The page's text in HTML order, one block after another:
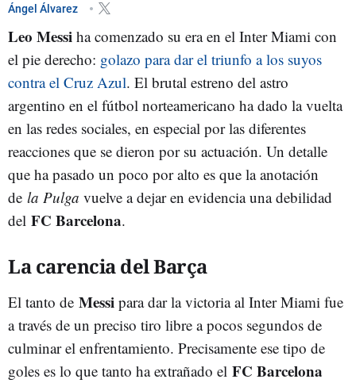
Ángel Álvarez
Leo Messi ha comenzado su era en el Inter Miami con
el pie derecho: golazo para dar el triunfo a los suyos
contra el Cruz Azul. El brutal estreno del astro
argentino en el fútbol norteamericano ha dado la vuelta
en las redes sociales, en especial por las diferentes
reacciones que se dieron por su actuación. Un detalle
que ha pasado un poco por alto es que la anotación
de la Pulga vuelve a dejar en evidencia una debilidad
del FC Barcelona.
La carencia del Barça
El tanto de Messi para dar la victoria al Inter Miami fue
a través de un preciso tiro libre a pocos segundos de
culminar el enfrentamiento. Precisamente ese tipo de
goles es lo que tanto ha extrañado el FC Barcelona